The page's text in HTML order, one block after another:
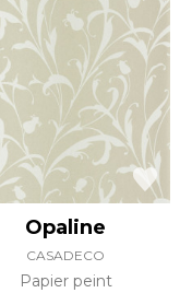
Opaline
CASADECO
Papier peint